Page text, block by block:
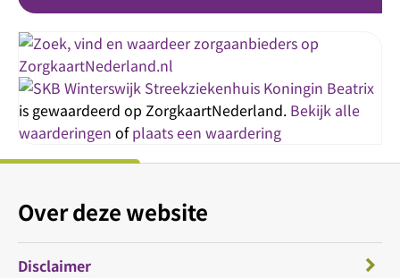
Streekziekenhuis Koningin Beatrix
is gewaardeerd op ZorgkaartNederland. Bekijk alle
waarderingen ofplaats een waardering
Over deze website
Disclaimer